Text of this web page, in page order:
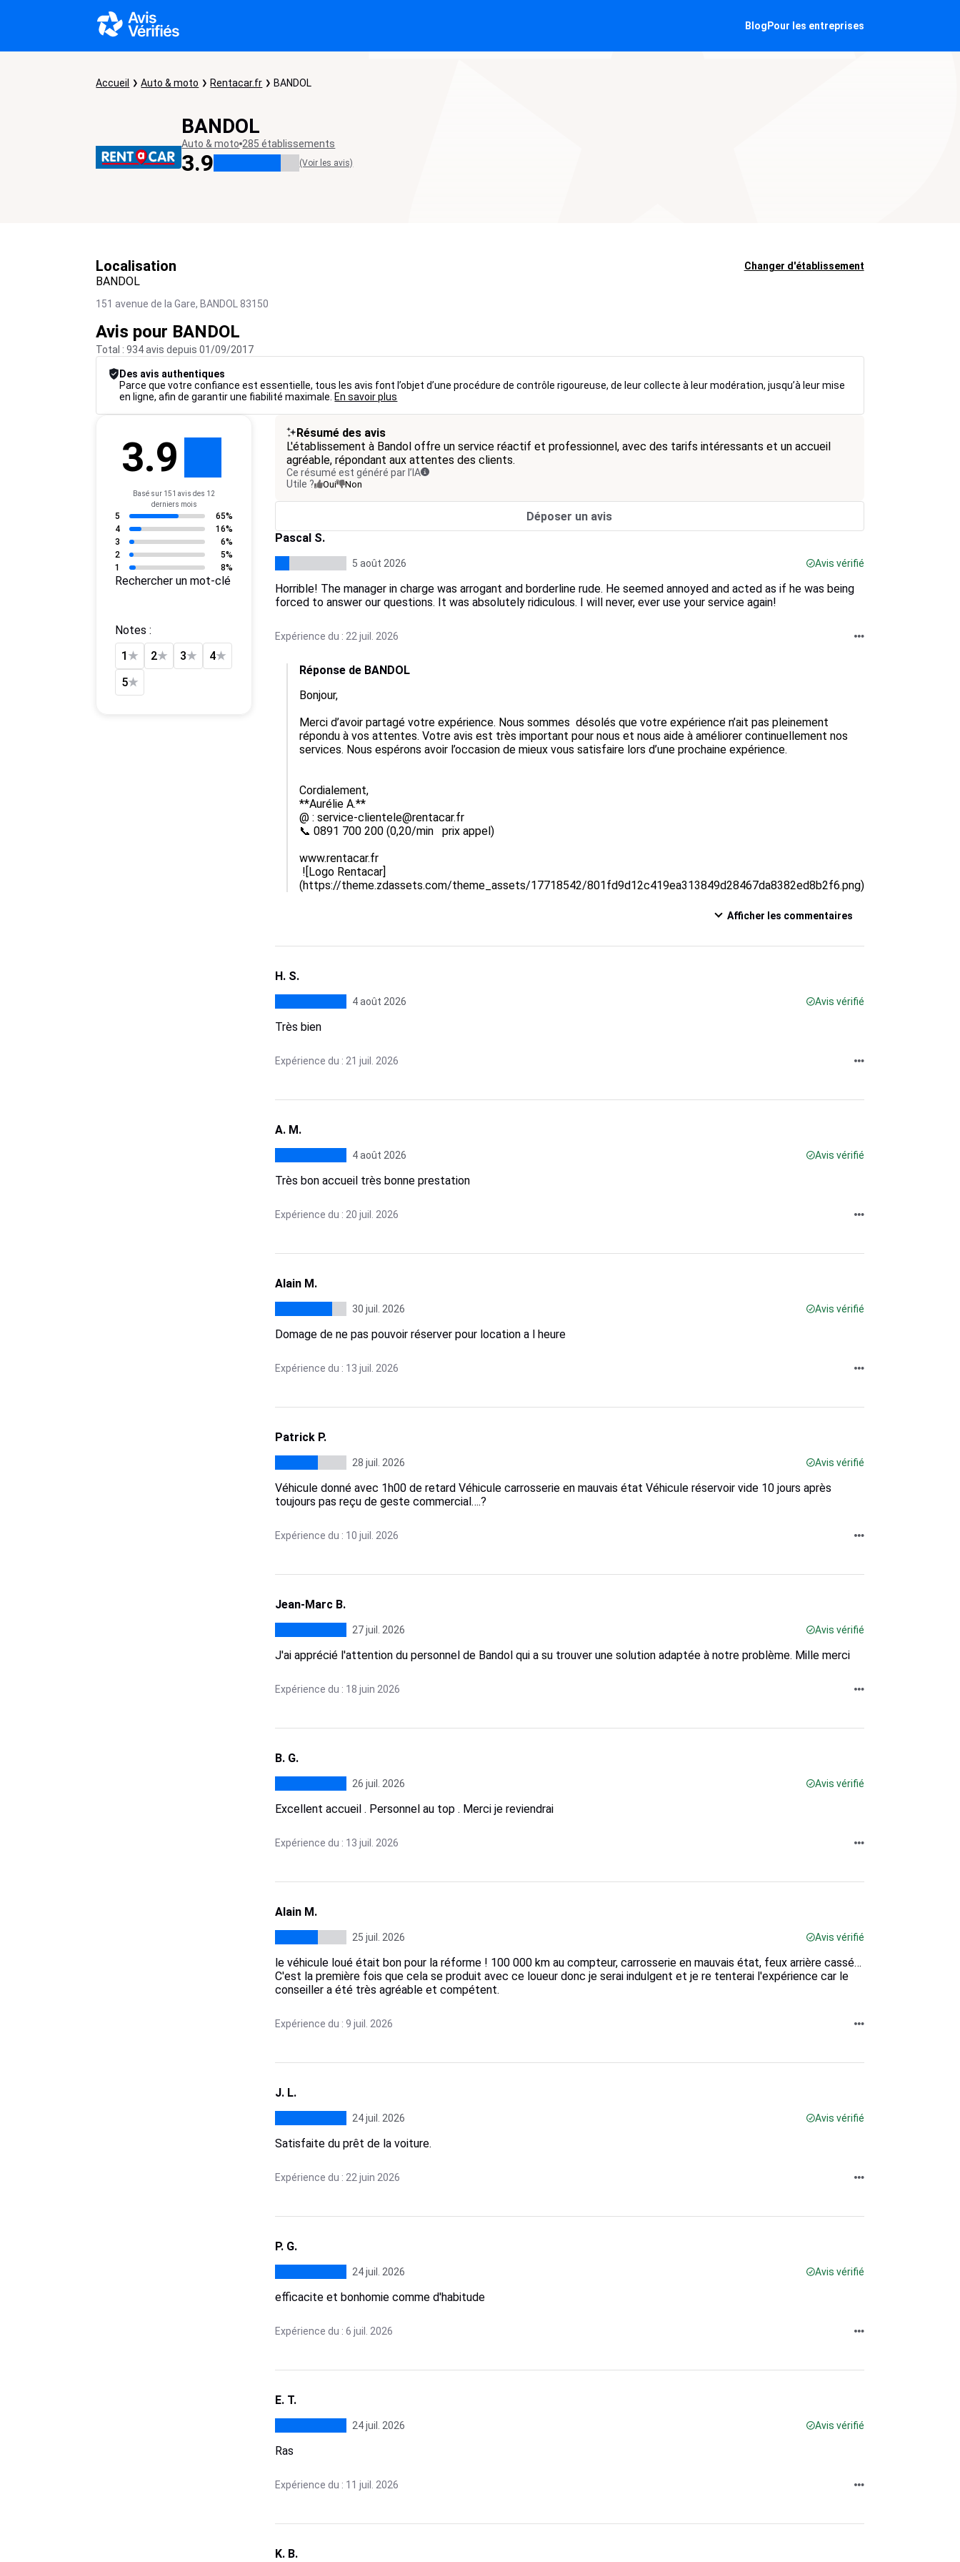
Blog Pour les entreprises
Accueil Auto & moto Rentacar.fr BANDOL
BANDOL
Auto & moto 285 établissements
3.9 (Voir les avis)
Localisation Changer d'établissement
BANDOL
151 avenue de la Gare, BANDOL 83150
Avis pour BANDOL
Total : 934 avis depuis 01/09/2017
Des avis authentiques
Parce que votre confiance est essentielle, tous les avis font l’objet d’une procédure de contrôle rigoureuse, de leur collecte à leur modération, jusqu’à leur mise
en ligne, afin de garantir une fiabilité maximale. En savoir plus
3.9
Basé sur 151 avis des 12
derniers mois
5
65%
4
16%
3
6%
2
5%
1
8%
Rechercher un mot-clé
Notes :
1 ★ 2★ 3★ 4★
5★
Résumé des avis
L'établissement à Bandol offre un service réactif et professionnel, avec des tarifs intéressants et un accueil
agréable, répondant aux attentes des clients.
Ce résumé est généré par l’IA
Utile ?
Oui Non
Déposer un avis
Pascal S.
5 août 2026 Avis vérifié
Horrible! The manager in charge was arrogant and borderline rude. He seemed annoyed and acted as if he was being
forced to answer our questions. It was absolutely ridiculous. I will never, ever use your service again!
Expérience du : 22 juil. 2026
Réponse de BANDOL
Bonjour,
Merci d’avoir partagé votre expérience. Nous sommes  désolés que votre expérience n’ait pas pleinement
répondu à vos attentes. Votre avis est très important pour nous et nous aide à améliorer continuellement nos
services. Nous espérons avoir l’occasion de mieux vous satisfaire lors d’une prochaine expérience.
Cordialement,
**Aurélie A.**
@ : service-clientele@rentacar.fr
📞 0891 700 200 (0,20/min   prix appel)
www.rentacar.fr
(https://theme.zdassets.com/theme_assets/17718542/801fd9d12c419ea313849d28467da8382ed8b2f6.png)
Afficher les commentaires
H. S.
4 août 2026 Avis vérifié
Très bien
Expérience du : 21 juil. 2026
A. M.
4 août 2026 Avis vérifié
Très bon accueil très bonne prestation
Expérience du : 20 juil. 2026
Alain M.
30 juil. 2026 Avis vérifié
Domage de ne pas pouvoir réserver pour location a l heure
Expérience du : 13 juil. 2026
Patrick P.
28 juil. 2026 Avis vérifié
Véhicule donné avec 1h00 de retard Véhicule carrosserie en mauvais état Véhicule réservoir vide 10 jours après
toujours pas reçu de geste commercial….?
Expérience du : 10 juil. 2026
Jean-Marc B.
27 juil. 2026 Avis vérifié
J'ai apprécié l'attention du personnel de Bandol qui a su trouver une solution adaptée à notre problème. Mille merci
Expérience du : 18 juin 2026
B. G.
26 juil. 2026 Avis vérifié
Excellent accueil . Personnel au top . Merci je reviendrai
Expérience du : 13 juil. 2026
Alain M.
25 juil. 2026 Avis vérifié
le véhicule loué était bon pour la réforme ! 100 000 km au compteur, carrosserie en mauvais état, feux arrière cassé…
C'est la première fois que cela se produit avec ce loueur donc je serai indulgent et je re tenterai l'expérience car le
conseiller a été très agréable et compétent.
Expérience du : 9 juil. 2026
J. L.
24 juil. 2026 Avis vérifié
Satisfaite du prêt de la voiture.
Expérience du : 22 juin 2026
P. G.
24 juil. 2026 Avis vérifié
efficacite et bonhomie comme d'habitude
Expérience du : 6 juil. 2026
E. T.
24 juil. 2026 Avis vérifié
Ras
Expérience du : 11 juil. 2026
K. B.